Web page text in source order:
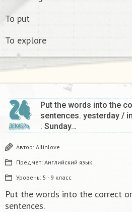
To put
To explore
24
ДЕКАБРЬ
Put the words into the
sentences. yesterday /
. Sunday…
Автор: Ailinlove
Предмет: Английский язык
Уровень: 5 - 9 класс
Put the words into the correct
sentences.